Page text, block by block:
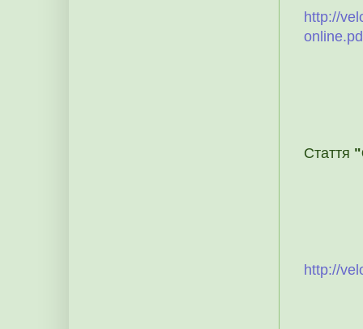
http://
Стаття
http://